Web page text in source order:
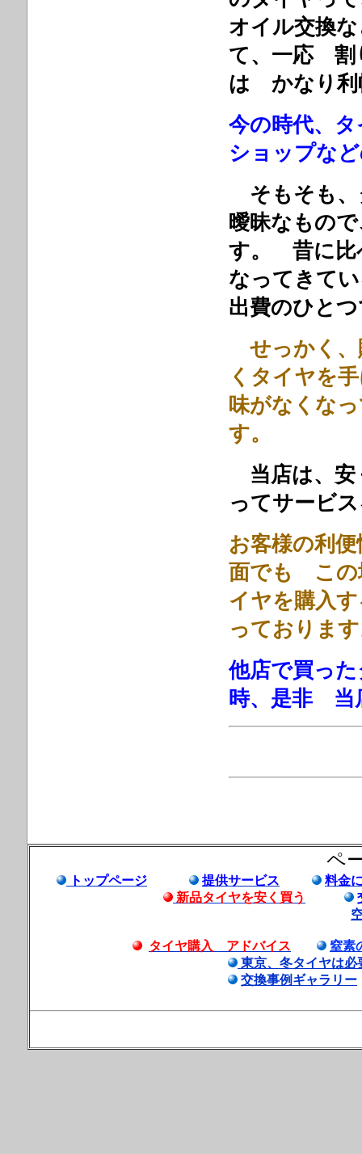
オイル交換
て、一応 割
は かなり利
今の時代、
ショップな
そもそも
曖昧なもの
す。 昔に比
なってきて
出費のひと
せっかく
くタイヤを
味がなくな
当店は、
ってサービ
お客様の利
面でも この
イヤを購入
っておりま
他店で買っ
時、是非 当
ペ
トップページ 提供サービス
料金
新品タイヤを安く買う
タイヤ購入 アドバイス
窒素
東京、冬タイヤは必
交換事例ギャラリー